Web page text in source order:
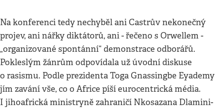
Na konferenci tedy nechyběl ani Castrův nekonečný
projev, ani nářky diktátorů, ani - řečeno s Orwellem -
„organizované spontánní“ demonstrace odborářů.
Pokleslým žánrům odpovídala už úvodní diskuse
o rasismu. Podle prezidenta Toga Gnassingbe Eyademy
jím zavání vše, co o Africe píší eurocentrická média.
I jihoafrická ministryně zahraničí Nkosazana Dlamini-